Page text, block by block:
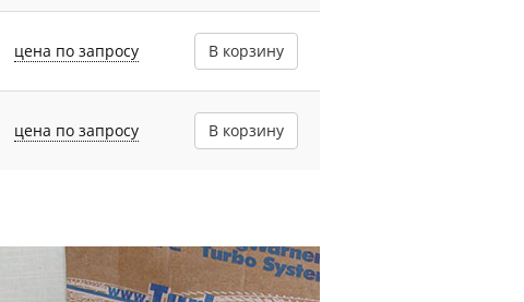
цена по запросу В корзину
цена по запросу В корзину